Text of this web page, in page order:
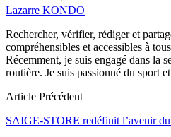
Lazarre KONDO
Rechercher, vérifier, rédiger et
compréhensibles et accessibles à
Récemment, je suis engagé dans la
routière. Je suis passionné du sport
Article Précédent
SAIGE-STORE redéfinit l’avenir